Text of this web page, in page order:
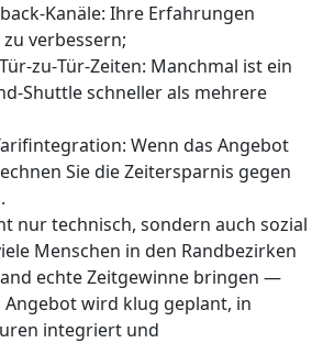
Ihre Erfahrungen
verbessern;
Manchmal ist ein
schneller als mehrere
Wenn das Angebot
Sie die Zeitersparnis gegen
nur technisch, sondern auch sozial
Menschen in den Randbezirken
echte Zeitgewinne bringen —
Angebot wird klug geplant, in
integriert und